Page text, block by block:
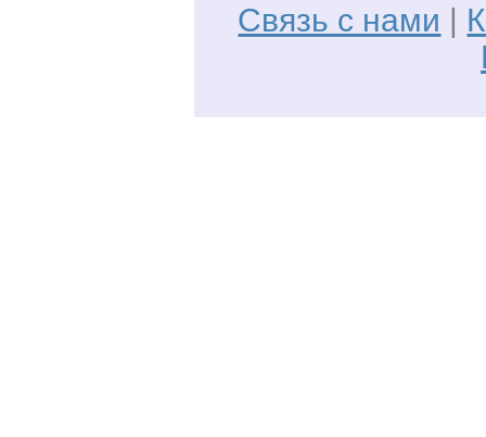
Связь с нами |